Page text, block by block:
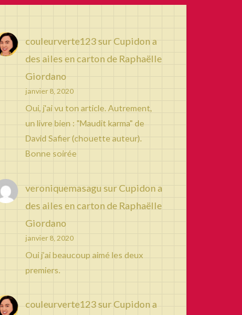
couleurverte123surCupidon a
des ailes en carton de Raphaëlle
Giordano
janvier 8, 2020
Oui, j'ai vu ton article. Autrement,
un livre bien : "Maudit karma" de
David Safier (chouette auteur).
Bonne soirée
veroniquemasagu surCupidon a
des ailes en carton de Raphaëlle
Giordano
janvier 8, 2020
Oui j’ai beaucoup aimé les deux
premiers.
couleurverte123surCupidon a